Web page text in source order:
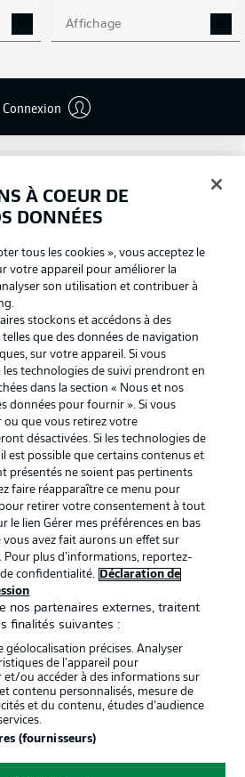
Affichage
Connexion
as it's meant to be
BUNDESLIGA APP
À COEUR DE
DONNÉES
tous les cookies », vous acceptez le
votre appareil pour améliorer la
son utilisation et contribuer à
stockons et accédons à des
que des données de navigation
sur votre appareil. Si vous
les technologies de suivi prendront en
dans la section « Nous et nos
données pour fournir ». Si vous
ou que vous retirez votre
désactivées. Si les technologies de
est possible que certains contenus et
présentés ne soient pas pertinents
faire réapparaître ce menu pour
retirer votre consentement à tout
le lien Gérer mes préférences en bas
vous avez fait aurons un effet sur
Pour plus d’informations, reportez-
confidentialité.
Déclaration de
nos partenaires externes, traitent
finalités suivantes :
géolocalisation précises. Analyser
de l’appareil pour
et/ou accéder à des informations sur
contenu personnalisés, mesure de
et du contenu, études d’audience
(fournisseurs)